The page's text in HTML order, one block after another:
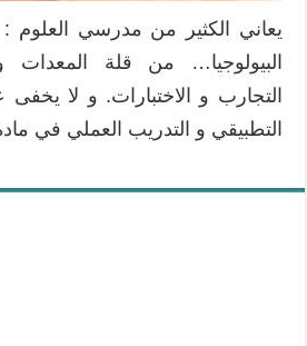
يعاني الكثير من مدرسي العلوم :
البيولوجيا… من قلة المعدات
التجارب و الاختبارات. و لا
التطبيقي و التدريب العملي في